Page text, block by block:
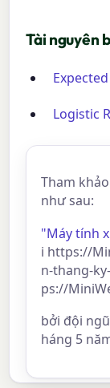
Tài nguyên
Logistic
Tham
như sau:
"Máy tính
i https://
n-thang-
ps://
bởi đội
háng 5